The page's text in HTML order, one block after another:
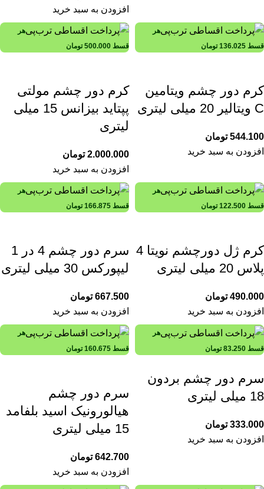
افزودن به سبد خرید
هر
قسط 136.025 تومان
کرم دور چشم ویتامین
C ویتالیر 20 میلی لیتری
544.100 تومان
افزودن به سبد خرید
هر
قسط 500.000 تومان
کرم دور چشم مولتی
پپتاید بیزانس 15 میلی
لیتری
2.000.000 تومان
افزودن به سبد خرید
هر
قسط 122.500 تومان
کرم ژل دورچشم نویتا 4
پلاس 20 میلی لیتری
490.000 تومان
افزودن به سبد خرید
هر
قسط 166.875 تومان
سرم دور چشم 4 در 1
لیپورکس 30 میلی لیتری
667.500 تومان
افزودن به سبد خرید
هر
قسط 83.250 تومان
سرم دور چشم بردون
18 میلی لیتری
333.000 تومان
افزودن به سبد خرید
هر
قسط 160.675 تومان
سرم دور چشم
هیالورونیک اسید بلفامد
15 میلی لیتری
642.700 تومان
افزودن به سبد خرید